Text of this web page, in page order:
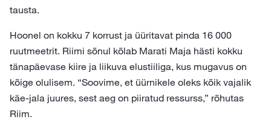
tausta.
Hoonel on kokku 7 korrust ja üüritavat pinda 16 000
ruutmeetrit. Riimi sõnul kõlab Marati Maja hästi kokku
tänapäevase kiire ja liikuva elustiiliga, kus mugavus on
kõige olulisem. “Soovime, et üürnikele oleks kõik vajalik
käe-jala juures, sest aeg on piiratud ressurss,” rõhutas
Riim.